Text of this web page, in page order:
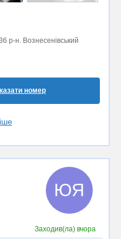
р-н. Вознесенівський
номер
ЮЯ
Заходив(ла) вчора